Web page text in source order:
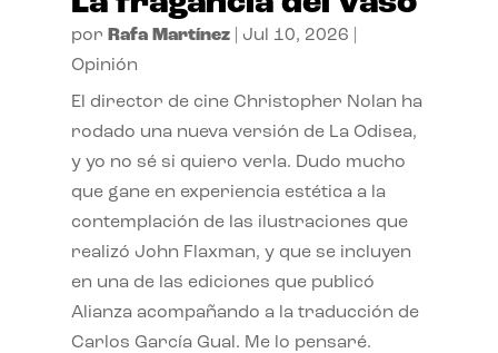
por Rafa Martínez| Jul 10, 2026
Opinión
El director de cine Christopher Nolan ha
rodado una nueva versión de La Odisea,
y yo no sé si quiero verla. Dudo mucho
que gane en experiencia estética a la
contemplación de las ilustraciones que
realizó John Flaxman, y que se incluyen
en una de las ediciones que publicó
Alianza acompañando a la traducción de
Carlos García Gual. Me lo pensaré.